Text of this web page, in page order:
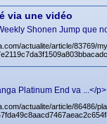
via une vidéo
Shonen Jump que
actualite/article/83769/
Platinum End va ...</
actualite/article/86486/